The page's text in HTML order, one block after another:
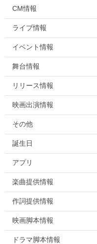
CM情報
ライブ情報
イベント情報
舞台情報
リリース情報
映画出演情報
その他
誕生日
アプリ
楽曲提供情報
作詞提供情報
映画脚本情報
ドラマ脚本情報